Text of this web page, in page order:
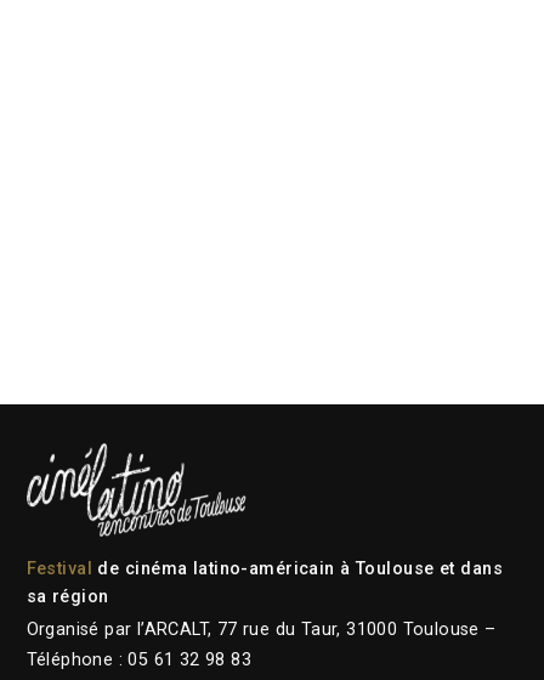
Festival
de cinéma latino-américain à Toulouse et dans
sa région
Organisé par l’ARCALT, 77 rue du Taur, 31000 Toulouse –
Téléphone : 05 61 32 98 83